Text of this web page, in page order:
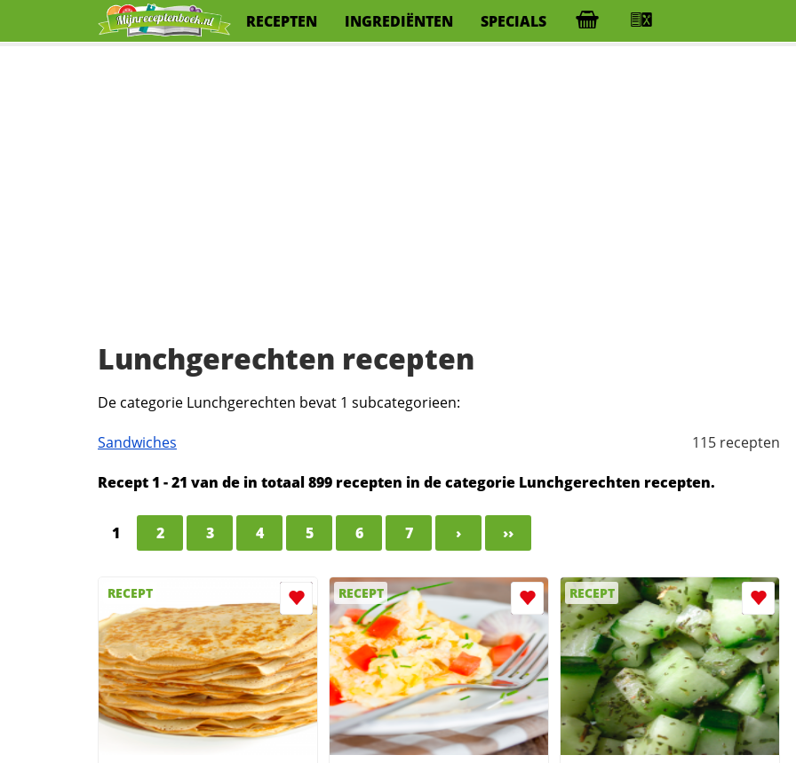
RECEPTEN INGREDIËNTEN SPECIALS
Lunchgerechten recepten
De categorie Lunchgerechten bevat 1 subcategorieen:
115 recepten
Sandwiches
Recept 1 - 21 van de in totaal 899 recepten in de categorie Lunchgerechten recepten.
1 2 3 4 5 6 7 › ››
RECEPT RECEPT RECEPT